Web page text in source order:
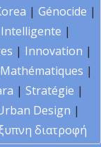
| Génocide |
|
| Innovation |
Mathématiques |
| Stratégie |
Design |
διατροφή